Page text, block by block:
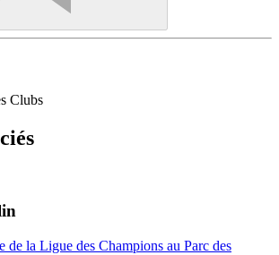
Clubs
de la Ligue des Champions au Parc des